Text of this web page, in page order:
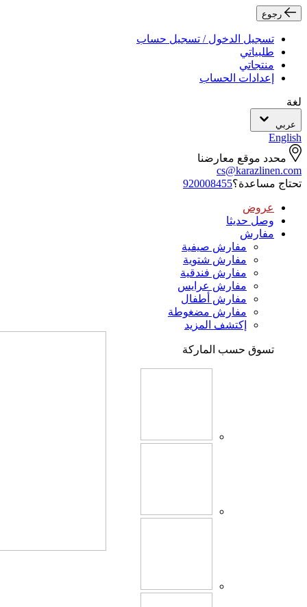
رجوع
تسجيل الدخول / تسجيل حساب
طلبياتي
منتجاتي
إعدادات الحساب
لغة
عربي
English
محدد موقع معارضنا
cs@karazlinen.com
تحتاج مساعدة؟920008455
عروض
وصل حديثا
مفارش
مفارش صيفية
مفارش شتوية
مفارش فندقية
مفارش عرايس
مفارش أطفال
مفارش مضغوطة
إكتشف المزيد
تسوق حسب الماركة